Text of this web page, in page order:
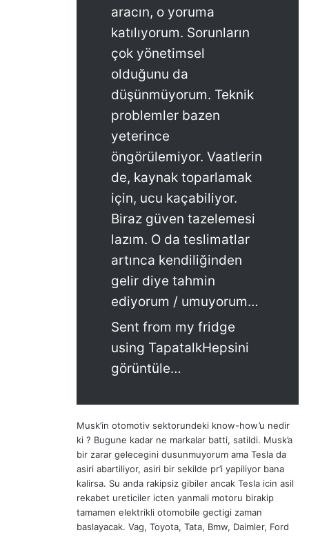
aracın, o yoruma
katılıyorum. Sorunların
çok yönetimsel
olduğunu da
düşünmüyorum. Teknik
problemler bazen
yeterince
öngörülemiyor. Vaatlerin
de, kaynak toparlamak
için, ucu kaçabiliyor.
Biraz güven tazelemesi
lazım. O da teslimatlar
artınca kendiliğinden
gelir diye tahmin
ediyorum / umuyorum…
Sent from my fridge
using TapatalkHepsini
görüntüle…
Musk’in otomotiv sektorundeki know-how’u nedir
ki ? Bugune kadar ne markalar batti, satildi. Musk’a
bir zarar gelecegini dusunmuyorum ama Tesla da
asiri abartiliyor, asiri bir sekilde pr’i yapiliyor bana
kalirsa. Su anda rakipsiz gibiler ancak Tesla icin asil
rekabet ureticiler icten yanmali motoru birakip
tamamen elektrikli otomobile gectigi zaman
baslayacak. Vag, Toyota, Tata, Bmw, Daimler, Ford